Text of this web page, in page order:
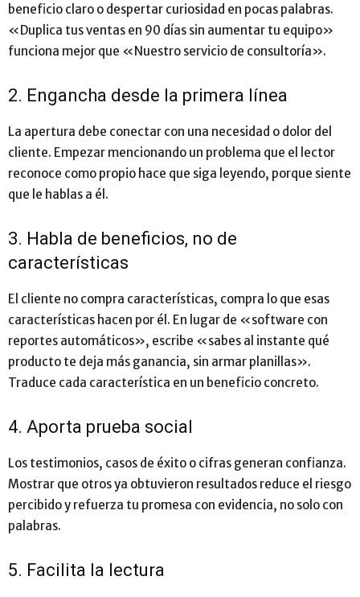
beneficio claro o despertar curiosidad en pocas palabras.
«Duplica tus ventas en 90 días sin aumentar tu equipo»
funciona mejor que «Nuestro servicio de consultoría».
2. Engancha desde la primera línea
La apertura debe conectar con una necesidad o dolor del
cliente. Empezar mencionando un problema que el lector
reconoce como propio hace que siga leyendo, porque siente
que le hablas a él.
3. Habla de beneficios, no de
características
El cliente no compra características, compra lo que esas
características hacen por él. En lugar de «software con
reportes automáticos», escribe «sabes al instante qué
producto te deja más ganancia, sin armar planillas».
Traduce cada característica en un beneficio concreto.
4. Aporta prueba social
Los testimonios, casos de éxito o cifras generan confianza.
Mostrar que otros ya obtuvieron resultados reduce el riesgo
percibido y refuerza tu promesa con evidencia, no solo con
palabras.
5. Facilita la lectura